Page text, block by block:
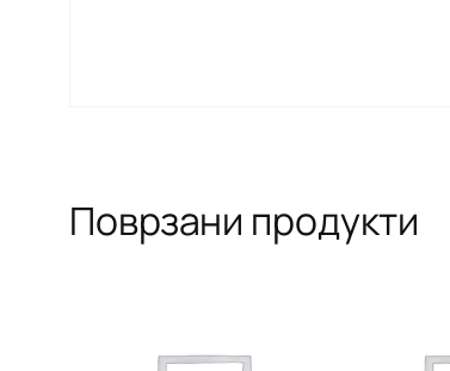
Поврзани продукти